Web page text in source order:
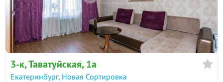
в продаже 89500 ₽/м²
Показать всю историю: 16 предложений →
3-к, Таватуйская, 1а
Екатеринбург, Новая Сортировка